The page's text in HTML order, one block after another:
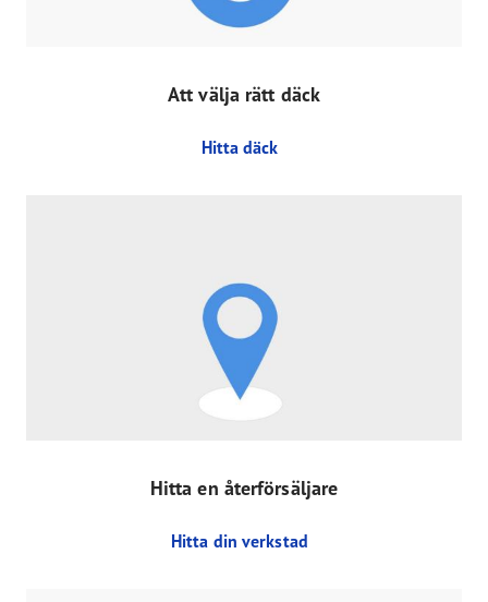
Att välja rätt däck
Hitta däck
Hitta en återförsäljare
Hitta din verkstad